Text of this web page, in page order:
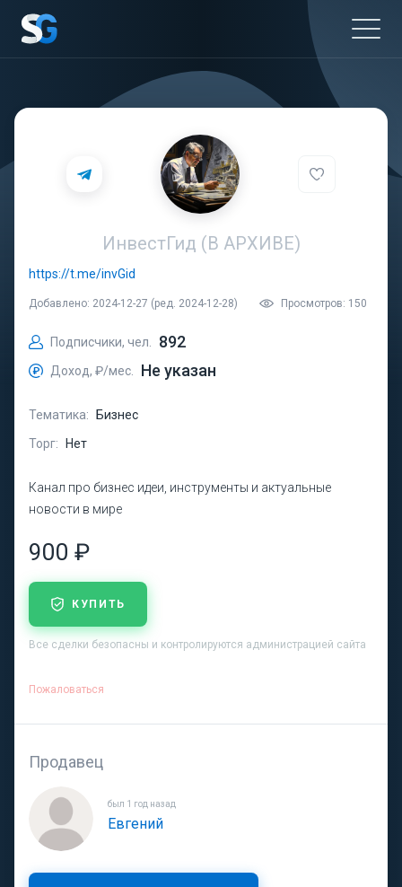
ИнвестГид (В АРХИВЕ)
https://t.me/invGid
Добавлено: 2024-12-27 (ред. 2024-12-28) Просмотров: 150
Подписчики, чел. 892
Доход, ₽/мес. Не указан
Тематика:
Бизнес
Торг:
Нет
Канал про бизнес идеи, инструменты и актуальные
новости в мире
900 ₽
КУПИТЬ
Все сделки безопасны и контролируются администрацией сайта
Пожаловаться
Продавец
был 1 год назад
Евгений